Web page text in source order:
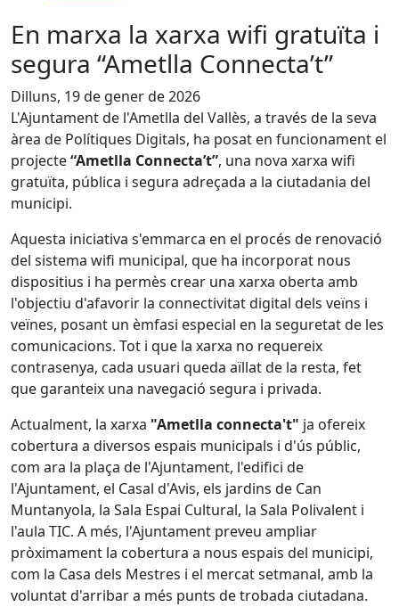
En marxa la xarxa wifi gratuïta i
segura “Ametlla Connecta’t”
Dilluns, 19 de gener de 2026
L'Ajuntament de l'Ametlla del Vallès, a través de la seva
àrea de Polítiques Digitals, ha posat en funcionament el
projecte“Ametlla Connecta’t”, una nova xarxa wifi
gratuïta, pública i segura adreçada a la ciutadania del
municipi.
Aquesta iniciativa s'emmarca en el procés de renovació
del sistema wifi municipal, que ha incorporat nous
dispositius i ha permès crear una xarxa oberta amb
l'objectiu d'afavorir la connectivitat digital dels veïns i
veïnes, posant un èmfasi especial en la seguretat de les
comunicacions. Tot i que la xarxa no requereix
contrasenya, cada usuari queda aïllat de la resta, fet
que garanteix una navegació segura i privada.
Actualment, la xarxa "Ametlla connecta't" ja ofereix
cobertura a diversos espais municipals i d'ús públic,
com ara la plaça de l'Ajuntament, l'edifici de
l'Ajuntament, el Casal d'Avis, els jardins de Can
Muntanyola, la Sala Espai Cultural, la Sala Polivalent i
l'aula TIC. A més, l'Ajuntament preveu ampliar
pròximament la cobertura a nous espais del municipi,
com la Casa dels Mestres i el mercat setmanal, amb la
voluntat d'arribar a més punts de trobada ciutadana.